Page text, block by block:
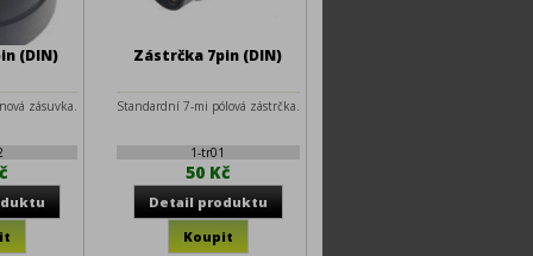
(DIN)
zásuvka.
Zástrčka 7pin (DIN)
Standardní 7-mi pólová zástrčka.
1-tr01
50 Kč